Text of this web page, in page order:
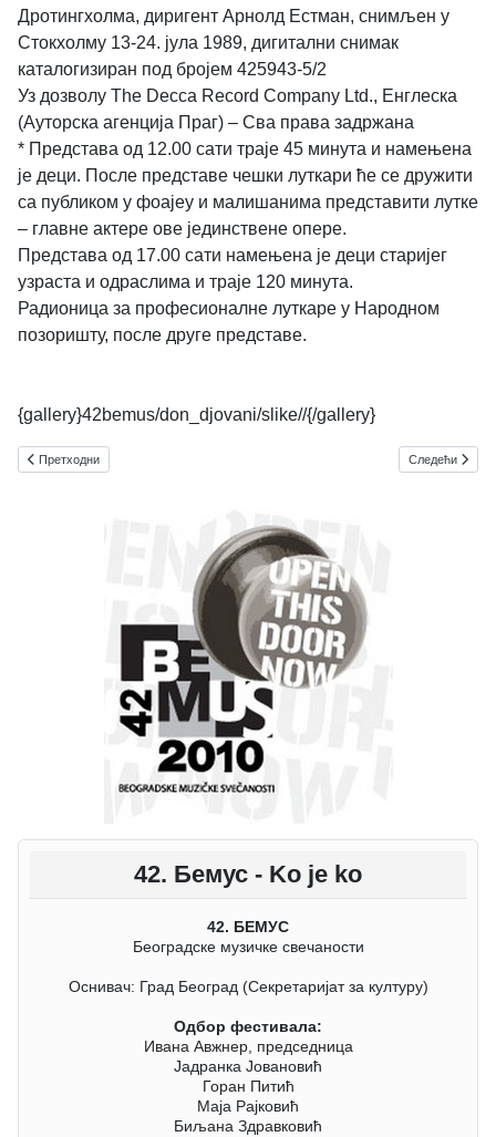
Дротингхолма, диригент Арнолд Естман, снимљен у
Стокхолму 13-24. јула 1989, дигитални снимак
каталогизиран под бројем 425943-5/2
Уз дозволу The Decca Record Company Ltd., Енглеска
(Ауторска агенција Праг) – Сва права задржана
* Представа од 12.00 сати траје 45 минута и намењена
је деци. После представе чешки луткари ће се дружити
са публиком у фоајеу и малишанима представити лутке
– главне актере ове јединствене опере.
Представа од 17.00 сати намењена је деци старијег
узраста и одраслима и траје 120 минута.
Радионица за професионалне луткаре у Народном
позоришту, после друге представе.
{gallery}42bemus/don_djovani/slike//{/gallery}
Претходни чланак: Ирина Арсикин
Претходни Следећи
Следећи
42. Бемус - Ko je ko
42. БЕМУС
Београдске музичке свечаности
Оснивач: Град Београд (Секретаријат за културу)
Одбор фестивала:
Ивана Авжнер, председница
Јадранка Јовановић
Горан Питић
Маја Рајковић
Биљана Здравковић